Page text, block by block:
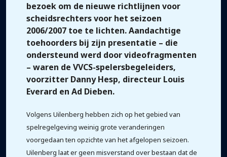
bezoek om de nieuwe richtlijnen voor
scheidsrechters voor het seizoen
2006/2007 toe te lichten. Aandachtige
toehoorders bij zijn presentatie – die
ondersteund werd door videofragmenten
– waren de VVCS-spelersbegeleiders,
voorzitter Danny Hesp, directeur Louis
Everard en Ad Dieben.
Volgens Uilenberg hebben zich op het gebied van
spelregelgeving weinig grote veranderingen
voorgedaan ten opzichte van het afgelopen seizoen.
Uilenberg laat er geen misverstand over bestaan dat de